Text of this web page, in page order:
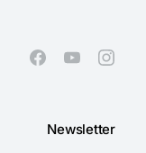
Newsletter